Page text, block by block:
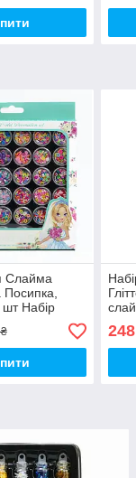
Слайма
Посипка,
шт Набір
248